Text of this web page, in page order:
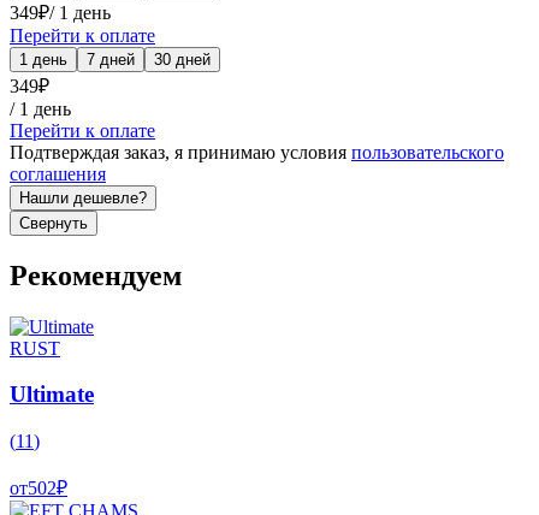
349₽/ 1 день
Перейти к оплате
1 день 7 дней 30 дней
349₽
/ 1 день
Перейти к оплате
Подтверждая заказ, я принимаю условия пользовательского
соглашения
Нашли дешевле?
Свернуть
Рекомендуем
RUST
Ultimate
(11)
от502₽